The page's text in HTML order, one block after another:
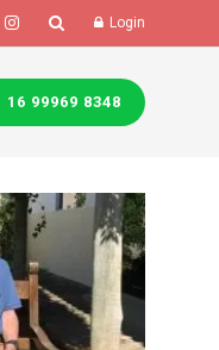
Login
16 99969 8348